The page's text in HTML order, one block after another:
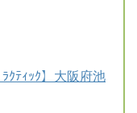
ｸﾃｨｯｸ】大阪府池